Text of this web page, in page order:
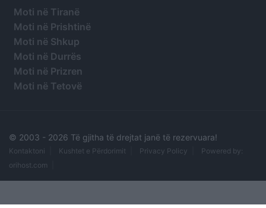
Moti në Tiranë
Moti në Prishtinë
Moti në Shkup
Moti në Durrës
Moti në Prizren
Moti në Tetovë
© 2003 - 2026 Të gjitha të drejtat janë të rezervuara!
Kontaktoni Kushtet e Përdorimit Privacy Policy
Powered by:
orihost.com